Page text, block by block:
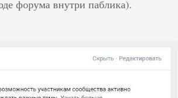
форума внутри паблика).